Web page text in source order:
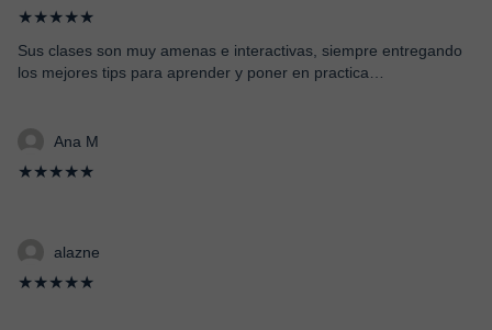
★★★★★
Sus clases son muy amenas e interactivas, siempre entregando
los mejores tips para aprender y poner en practica…
Ana M
★★★★★
alazne
★★★★★